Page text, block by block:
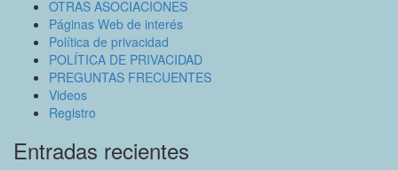
OTRAS ASOCIACIONES
Páginas Web de interés
Política de privacidad
POLÍTICA DE PRIVACIDAD
PREGUNTAS FRECUENTES
Videos
Registro
Entradas recientes